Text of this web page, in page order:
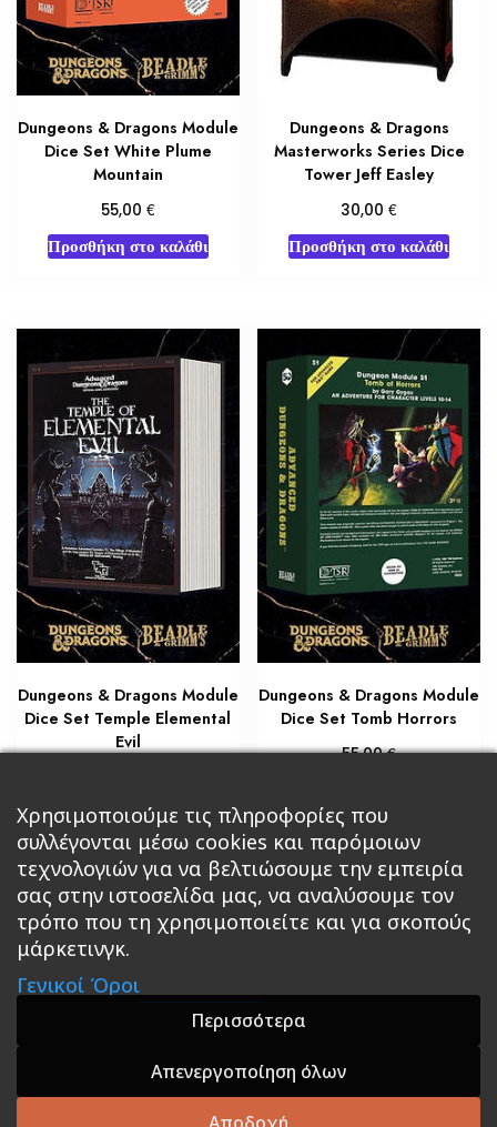
Dungeons & Dragons Module
Dice Set White Plume
Mountain
55,00 €
Προσθήκη στο καλάθι
Dungeons & Dragons
Masterworks Series Dice
Tower Jeff Easley
30,00€
Προσθήκη στο καλάθι
Dungeons & Dragons Module
Dice Set Temple Elemental
Evil
Διαβάστε περισσότερα
Dungeons & Dragons Module
Dice Set Tomb Horrors
55,00€
Κεντρική Βιβλία
Roleplaying Games Ψυχαγωγία Εκδόσεις Βάρδος
Σε Προσφορά
A theme by GradientThemes - A theme by Gradient
Themes
Χρησιμοποιούμε τις πληροφορίες που
συλλέγονται μέσω cookies και παρόμοιων
τεχνολογιών για να βελτιώσουμε την εμπειρία
σας στην ιστοσελίδα μας, να αναλύσουμε τον
τρόπο που τη χρησιμοποιείτε και για σκοπούς
μάρκετινγκ.
Γενικοί Όροι
Περισσότερα
Απενεργοποίηση όλων